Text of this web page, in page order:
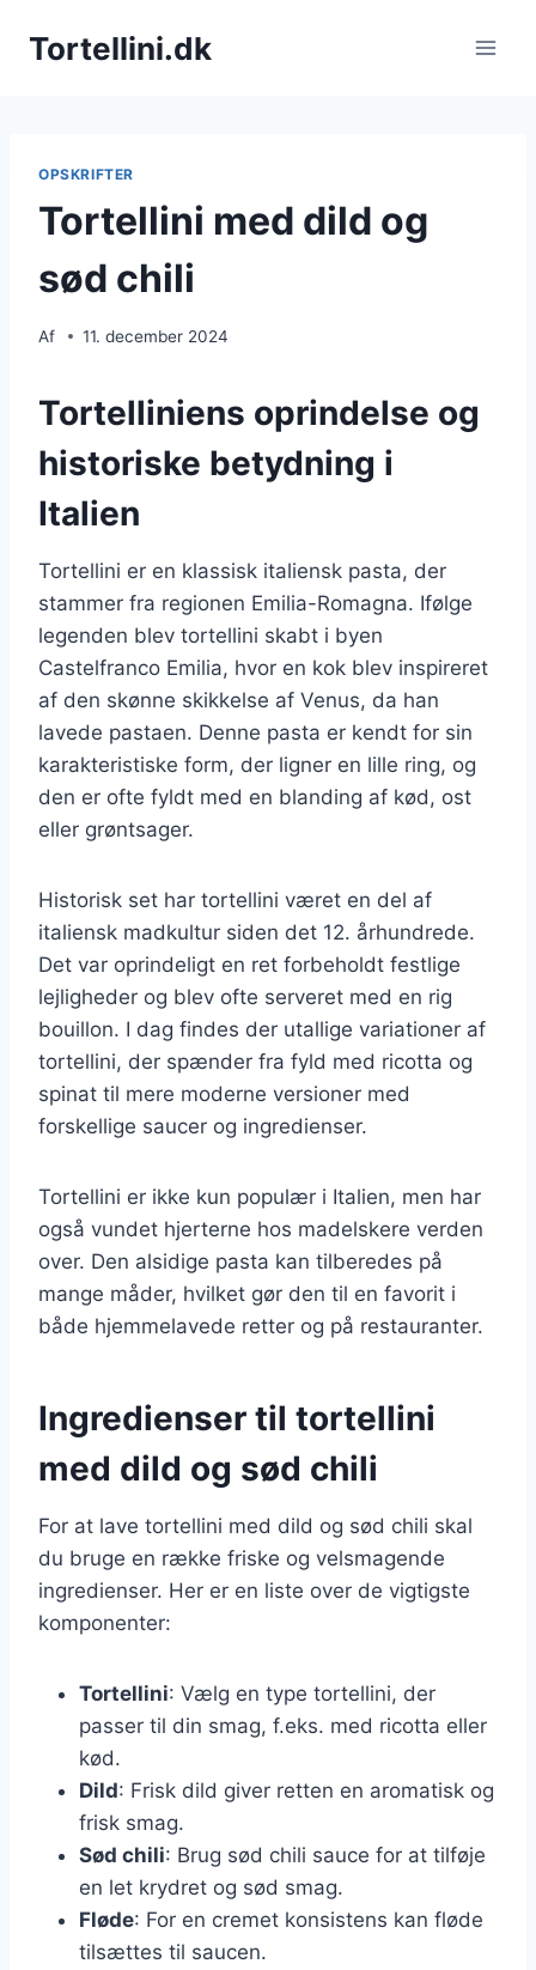
Tortellini.dk
OPSKRIFTER
Tortellini med dild og
sød chili
Af 11. december 2024
Tortelliniens oprindelse og
historiske betydning i
Italien
Tortellini er en klassisk italiensk pasta, der
stammer fra regionen Emilia-Romagna. Ifølge
legenden blev tortellini skabt i byen
Castelfranco Emilia, hvor en kok blev inspireret
af den skønne skikkelse af Venus, da han
lavede pastaen. Denne pasta er kendt for sin
karakteristiske form, der ligner en lille ring, og
den er ofte fyldt med en blanding af kød, ost
eller grøntsager.
Historisk set har tortellini været en del af
italiensk madkultur siden det 12. århundrede.
Det var oprindeligt en ret forbeholdt festlige
lejligheder og blev ofte serveret med en rig
bouillon. I dag findes der utallige variationer af
tortellini, der spænder fra fyld med ricotta og
spinat til mere moderne versioner med
forskellige saucer og ingredienser.
Tortellini er ikke kun populær i Italien, men har
også vundet hjerterne hos madelskere verden
over. Den alsidige pasta kan tilberedes på
mange måder, hvilket gør den til en favorit i
både hjemmelavede retter og på restauranter.
Ingredienser til tortellini
med dild og sød chili
For at lave tortellini med dild og sød chili skal
du bruge en række friske og velsmagende
ingredienser. Her er en liste over de vigtigste
komponenter:
Tortellini: Vælg en type tortellini, der
passer til din smag, f.eks. med ricotta eller
kød.
Dild: Frisk dild giver retten en aromatisk og
frisk smag.
Sød chili: Brug sød chili sauce for at tilføje
en let krydret og sød smag.
Fløde: For en cremet konsistens kan fløde
tilsættes til saucen.